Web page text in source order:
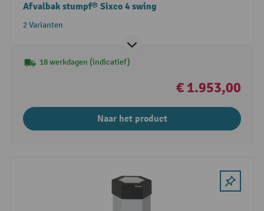
Afvalbak stumpf® Sixco 4 swing
2 Varianten
18 werkdagen (indicatief)
€ 1.953,00
Naar het product